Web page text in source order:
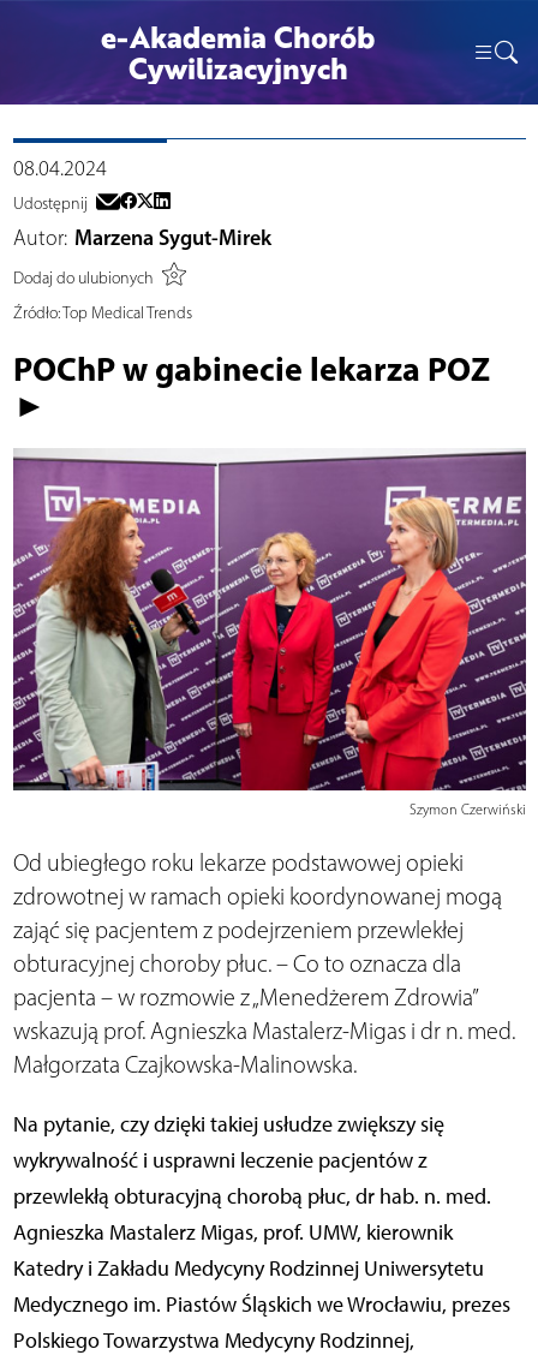
e-Akademia Chorób
Cywilizacyjnych
08.04.2024
Udostępnij
Autor: Marzena Sygut-Mirek
Dodaj do ulubionych
Źródło:Top Medical Trends
POChP w gabinecie lekarza POZ
►
Szymon Czerwiński
Od ubiegłego roku lekarze podstawowej opieki
zdrowotnej w ramach opieki koordynowanej mogą
zająć się pacjentem z podejrzeniem przewlekłej
obturacyjnej choroby płuc. – Co to oznacza dla
pacjenta – w rozmowie z „Menedżerem Zdrowia”
wskazują prof. Agnieszka Mastalerz-Migas i dr n. med.
Małgorzata Czajkowska-Malinowska.
Na pytanie, czy dzięki takiej usłudze zwiększy się
wykrywalność i usprawni leczenie pacjentów z
przewlekłą obturacyjną chorobą płuc, dr hab. n. med.
Agnieszka Mastalerz Migas, prof. UMW, kierownik
Katedry i Zakładu Medycyny Rodzinnej Uniwersytetu
Medycznego im. Piastów Śląskich we Wrocławiu, prezes
Polskiego Towarzystwa Medycyny Rodzinnej,